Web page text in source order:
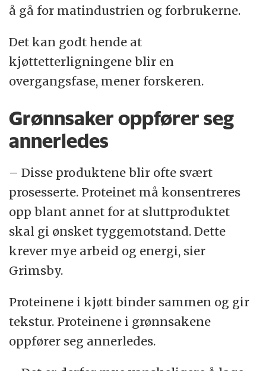
å gå for matindustrien og forbrukerne.
Det kan godt hende at
kjøttetterligningene blir en
overgangsfase, mener forskeren.
Grønnsaker oppfører seg
annerledes
– Disse produktene blir ofte svært
prosesserte. Proteinet må konsentreres
opp blant annet for at sluttproduktet
skal gi ønsket tyggemotstand. Dette
krever mye arbeid og energi, sier
Grimsby.
Proteinene i kjøtt binder sammen og gir
tekstur. Proteinene i grønnsakene
oppfører seg annerledes.